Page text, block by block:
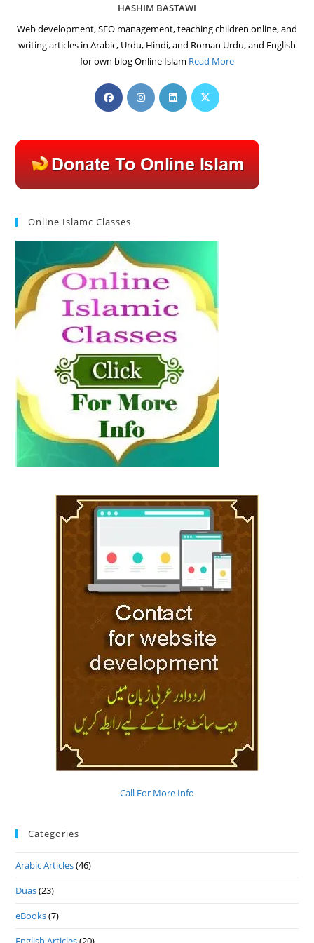
HASHIM BASTAWI
Web development, SEO management, teaching children online, and
writing articles in Arabic, Urdu, Hindi, and Roman Urdu, and English
for own blog Online Islam Read More
Opens
in
new
tab
Opens
in
new
tab
Opens
in
new
tab
Opens
new
tab
Online Islamc Classes
Call For More Info
Categories
Arabic Articles(46)
Duas(23)
eBooks(7)